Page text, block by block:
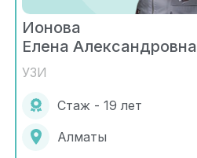
Ионова
Елена Александровна
УЗИ
Стаж - 19 лет
Алматы